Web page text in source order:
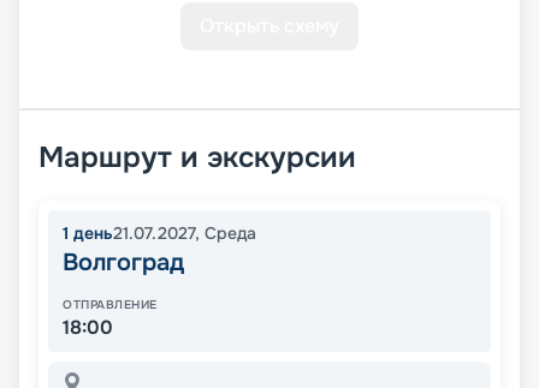
Маршрут и экскурсии
1 день21.07.2027, Среда
Волгоград
ОТПРАВЛЕНИЕ
18:00